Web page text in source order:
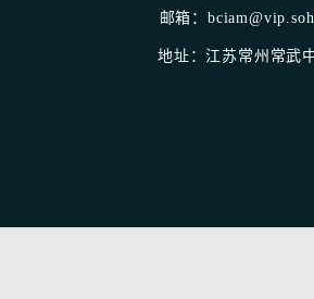
邮箱：
地址：江苏常州常武